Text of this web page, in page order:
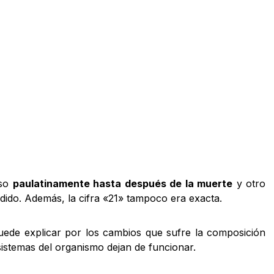
paulatinamente hasta después de la muerte y otro
Además, la cifra «21» tampoco era exacta.
explicar por los cambios que sufre la composición
del organismo dejan de funcionar.